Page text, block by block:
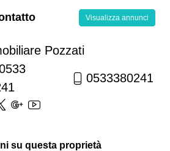
Visualizza annunci
Pozzati
0533380241
su questa proprietà